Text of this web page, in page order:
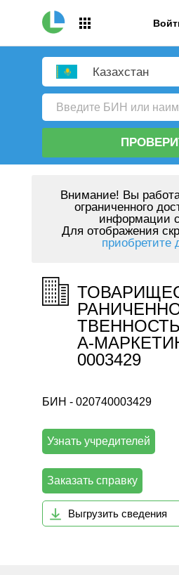
Казахстан
Внимание! Вы
ограниченного
информации
Для отображения
приобретите
А-
0003429
БИН - 020740003429
Узнать учредителей
Заказать справку
Выгрузить сведения